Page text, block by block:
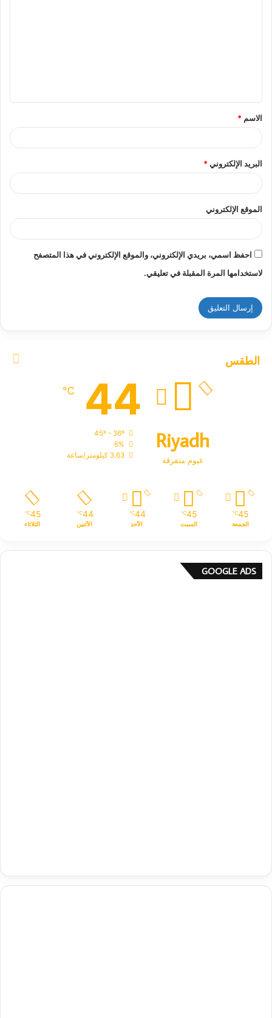
ق
*
الاسم *
البريد الإلكتروني*
الموقع الإلكتروني
احفظ اسمي، بريدي الإلكتروني، والموقع الإلكتروني في هذا المتصفح
لاستخدامها المرة المقبلة في تعليقي.
الطقس
Riyadh
غيوم متفرقة
44
℃
6%
3.63 كيلومتر/ساعة
45
℃
الجمعة
45
℃
السبت
44
℃
الأحد
44
℃
الأثنين
45
℃
الثلاثاء
GOOGLE ADS